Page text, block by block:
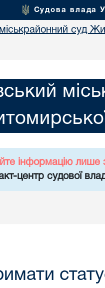
Судова влада
суд
інформацію лише
центр судової